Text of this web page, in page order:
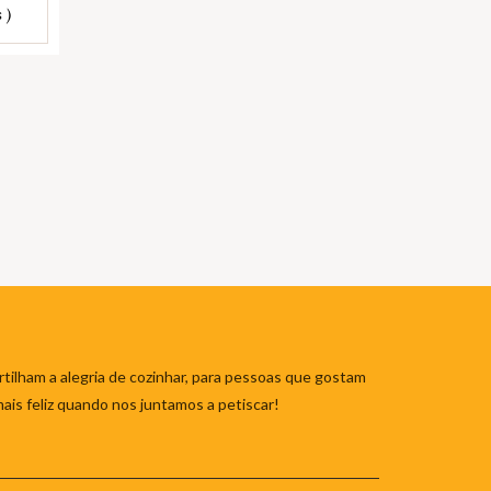
)
a alegria de cozinhar, para pessoas que gostam
feliz quando nos juntamos a petiscar!